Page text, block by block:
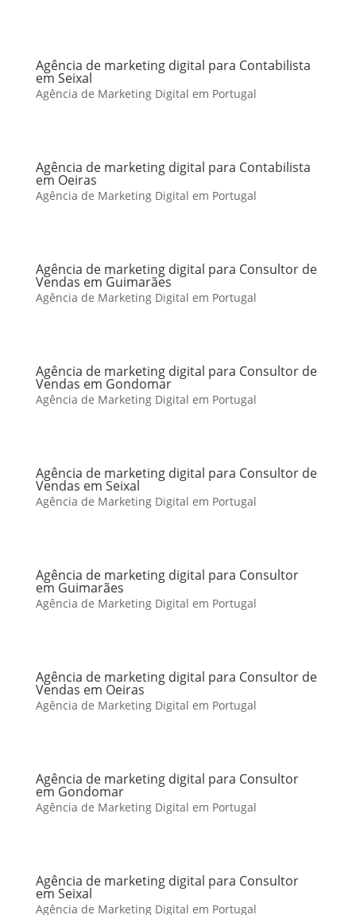
Agência de marketing digital para Contabilista
em Seixal
Agência de Marketing Digital em Portugal
Agência de marketing digital para Contabilista
em Oeiras
Agência de Marketing Digital em Portugal
Agência de marketing digital para Consultor de
Vendas em Guimarães
Agência de Marketing Digital em Portugal
Agência de marketing digital para Consultor de
Vendas em Gondomar
Agência de Marketing Digital em Portugal
Agência de marketing digital para Consultor de
Vendas em Seixal
Agência de Marketing Digital em Portugal
Agência de marketing digital para Consultor
em Guimarães
Agência de Marketing Digital em Portugal
Agência de marketing digital para Consultor de
Vendas em Oeiras
Agência de Marketing Digital em Portugal
Agência de marketing digital para Consultor
em Gondomar
Agência de Marketing Digital em Portugal
Agência de marketing digital para Consultor
em Seixal
Agência de Marketing Digital em Portugal